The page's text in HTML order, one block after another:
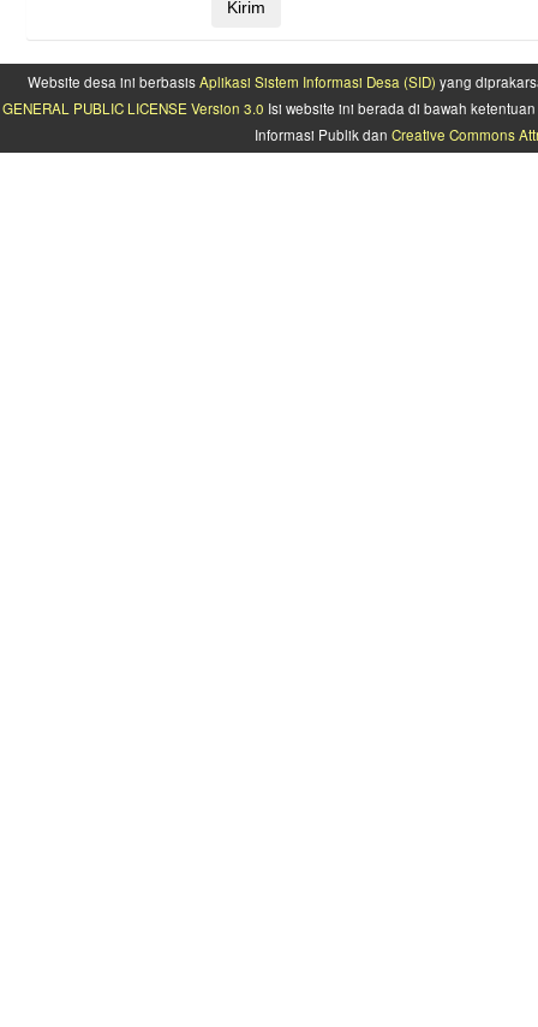
Website desa ini berbasisAplikasi Sistem Informasi Desa (SID) yang
GENERAL PUBLIC LICENSE Version 3.0 Isi website ini berada di bawah
Informasi Publik dan Creative Commons